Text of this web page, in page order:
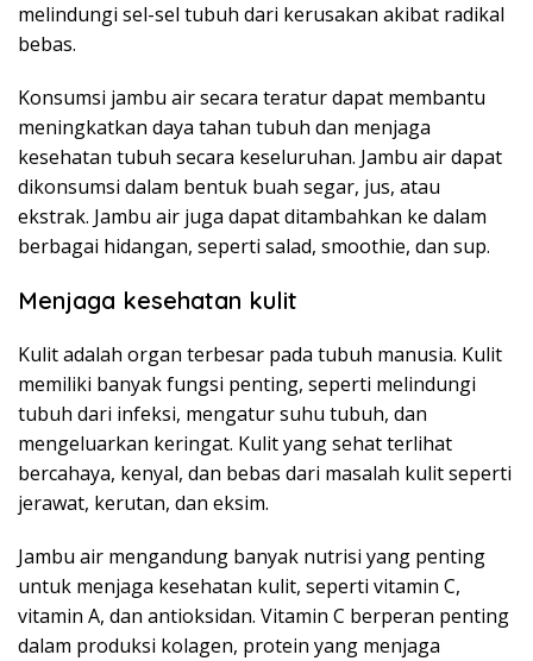
melindungi sel-sel tubuh dari kerusakan akibat radikal
bebas.
Konsumsi jambu air secara teratur dapat membantu
meningkatkan daya tahan tubuh dan menjaga
kesehatan tubuh secara keseluruhan. Jambu air dapat
dikonsumsi dalam bentuk buah segar, jus, atau
ekstrak. Jambu air juga dapat ditambahkan ke dalam
berbagai hidangan, seperti salad, smoothie, dan sup.
Menjaga kesehatan kulit
Kulit adalah organ terbesar pada tubuh manusia. Kulit
memiliki banyak fungsi penting, seperti melindungi
tubuh dari infeksi, mengatur suhu tubuh, dan
mengeluarkan keringat. Kulit yang sehat terlihat
bercahaya, kenyal, dan bebas dari masalah kulit seperti
jerawat, kerutan, dan eksim.
Jambu air mengandung banyak nutrisi yang penting
untuk menjaga kesehatan kulit, seperti vitamin C,
vitamin A, dan antioksidan. Vitamin C berperan penting
dalam produksi kolagen, protein yang menjaga